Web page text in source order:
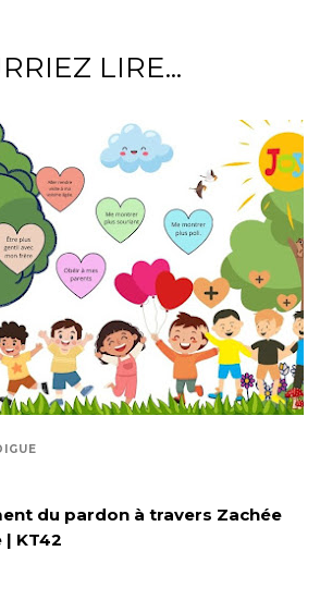
LIRE...
du pardon à travers Zachée
KT42